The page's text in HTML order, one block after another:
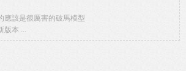
應該是很厲害的破馬模型
版本 ...